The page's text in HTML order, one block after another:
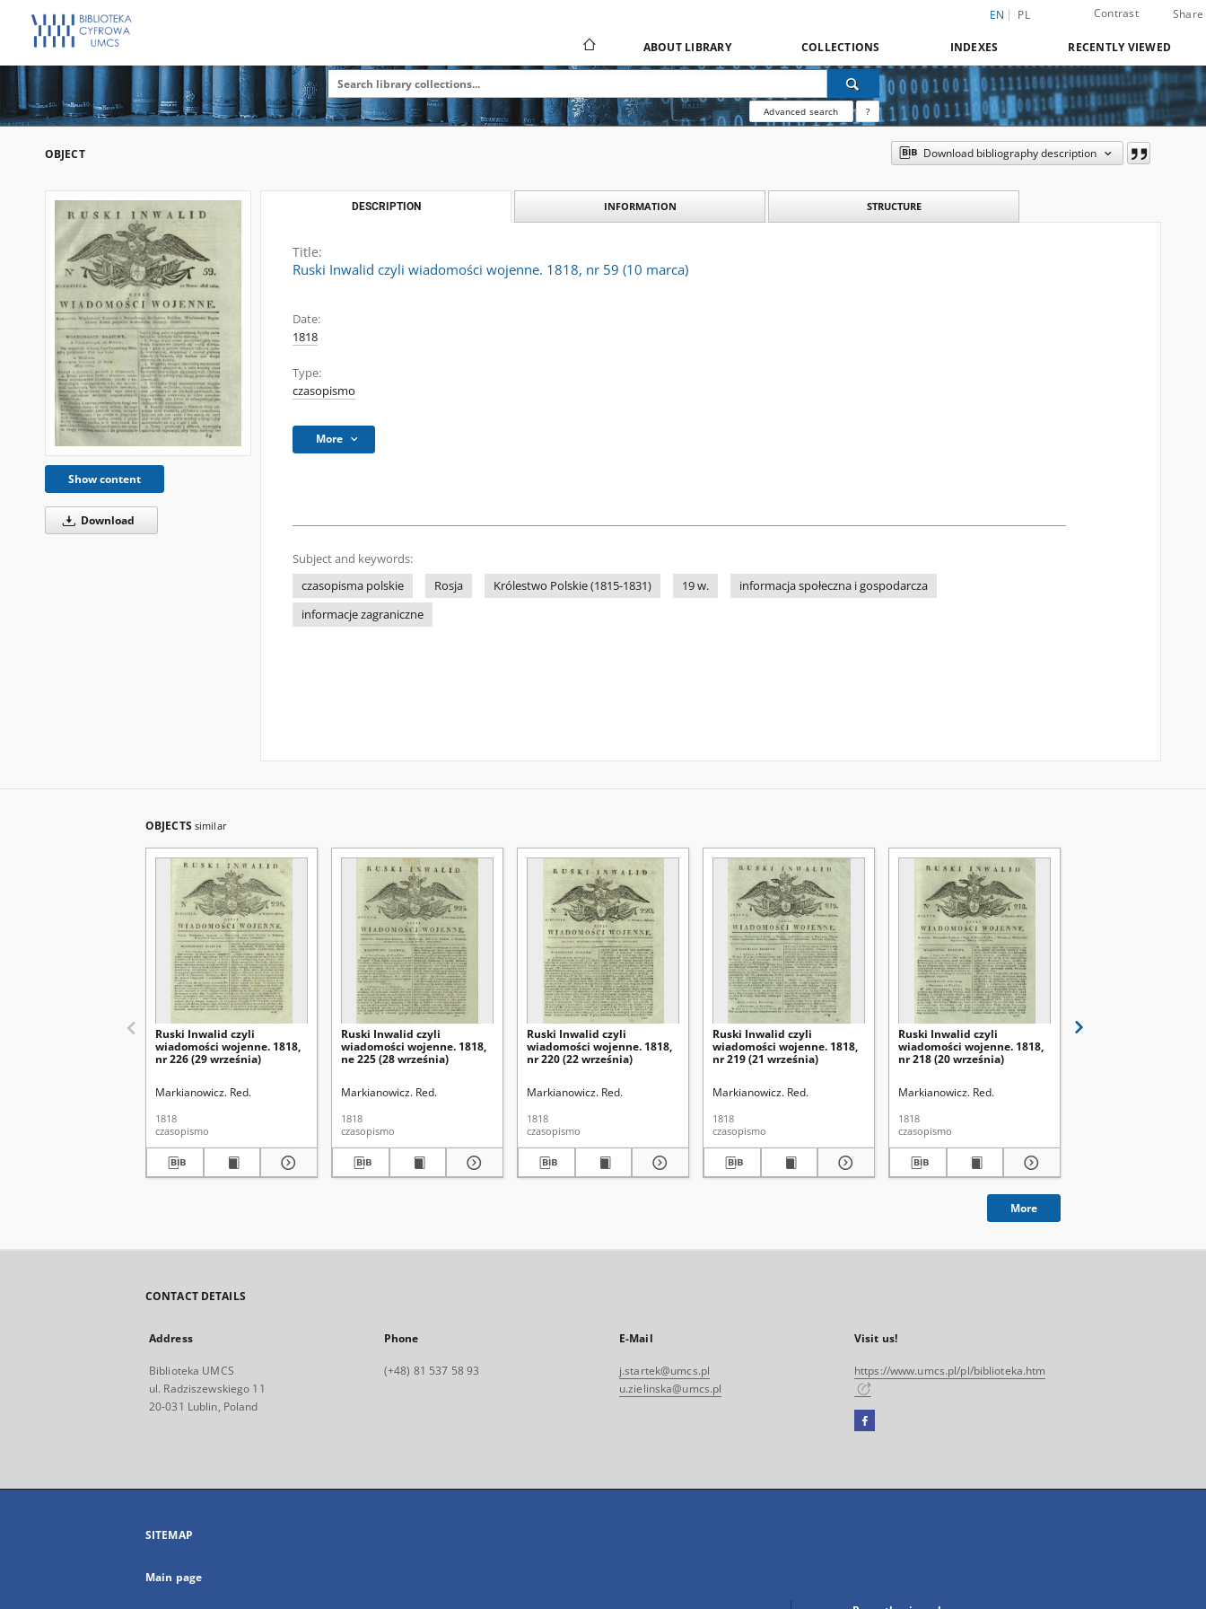
EN PL Contrast Share
ABOUT LIBRARY COLLECTIONS INDEXES RECENTLY VIEWED
Advanced search ?
OBJECT Download bibliography description
Show content
Download
DESCRIPTION INFORMATION STRUCTURE
Title:
Ruski Inwalid czyli wiadomości wojenne. 1818, nr 59 (10 marca)
Date:
1818
Type:
czasopismo
More
Subject and keywords:
czasopisma polskie
Rosja Królestwo Polskie (1815-1831) 19 w.
informacja społeczna i gospodarcza
informacje zagraniczne
OBJECTS similar
Ruski Inwalid czyli
wiadomości wojenne. 1818,
nr 226 (29 września)
Markianowicz. Red.
1818
czasopismo
Ruski Inwalid czyli
wiadomości wojenne. 1818,
ne 225 (28 września)
Markianowicz. Red.
1818
czasopismo
Ruski Inwalid czyli
wiadomości wojenne. 1818,
nr 220 (22 września)
Markianowicz. Red.
1818
czasopismo
Ruski Inwalid czyli
wiadomości wojenne. 1818,
nr 219 (21 września)
Markianowicz. Red.
1818
czasopismo
Ruski Inwalid czyli
wiadomości wojenne. 1818,
nr 218 (20 września)
Markianowicz. Red.
1818
czasopismo
More
CONTACT DETAILS
Address
Biblioteka UMCS
ul. Radziszewskiego 11
20-031 Lublin, Poland
Phone
(+48) 81 537 58 93
E-Mail
j.startek@umcs.pl
u.zielinska@umcs.pl
Visit us!
https://www.umcs.pl/pl/biblioteka.htm
Facebook
open
SITEMAP
Main page